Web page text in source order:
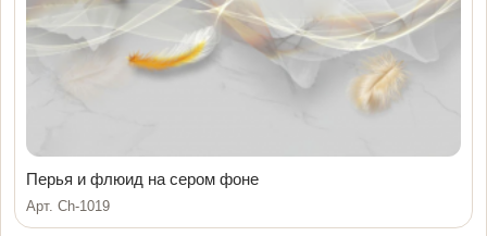
Перья и флюид на сером фоне
Арт. Ch-1019